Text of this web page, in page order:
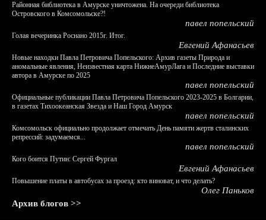
Районная библиотека в Амурске уничтожена. На очереди библиотека
Островского в Комсомольске?!
павел попельский
Голая вечеринка Роснано 2015г. Итог.
Евгений Афанасьев
Новые находки Павла Петровича Попельского: Архив газеты Природа и
аномальные явления, Неизвестная карта НижнеАмурЛага и Последние выставки
автора в Амурске по 2025
павел попельский
Официальные публикации Павла Петровича Попельского 2023-2025 в Болгарии,
в газетах Тихоокеанская Звезда и Наш Город Амурск
павел попельский
Комсомольск официально продолжает отмечать День памяти жертв сталинских
репрессий: задумаемся...
павел попельский
Кого боится Путин: Сергей Фургал
Евгений Афанасьев
Повышение платы в автобусах за проезд: кто виноват, и что делать?
Олег Паньков
Архив блогов >>